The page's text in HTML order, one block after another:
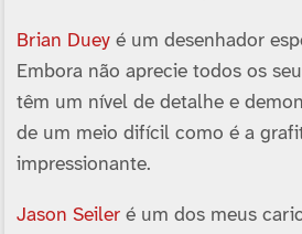
Brian Dueyé um desenhador
Embora não aprecie todos os
têm um ní­vel de detalhe e
de um meio difí­cil como é a
impressionante.
Jason Seileré um dos meus